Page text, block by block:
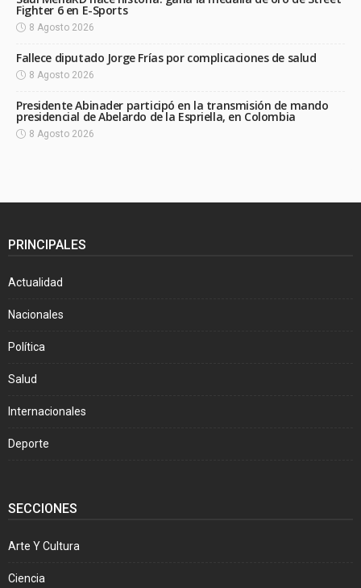
Fighter 6 en E-Sports
8 Agosto 2026
Fallece diputado Jorge Frías por complicaciones de salud
8 Agosto 2026
Presidente Abinader participó en la transmisión de mando
presidencial de Abelardo de la Espriella, en Colombia
8 Agosto 2026
PRINCIPALES
Actualidad
Nacionales
Política
Salud
Internacionales
Deporte
SECCIONES
Arte Y Cultura
Ciencia